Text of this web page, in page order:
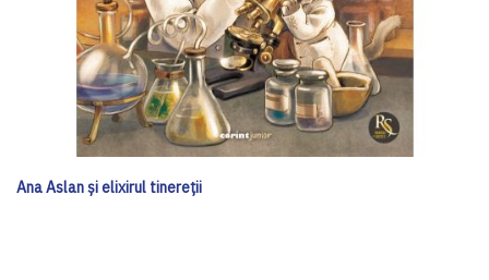
Ana Aslan și elixirul tinereții